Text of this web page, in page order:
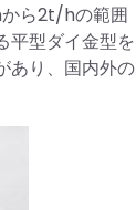
から2t/hの範囲
平型ダイ金型を
あり、国内外の